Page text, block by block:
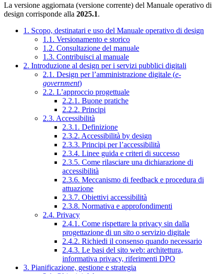
La versione aggiornata (versione corrente) del Manuale operativo di
design corrisponde alla 2025.1.
1. Scopo, destinatari e uso del Manuale operativo di design
1.1. Versionamento e storico
1.2. Consultazione del manuale
1.3. Contribuisci al manuale
2. Introduzione al design per i servizi pubblici digitali
2.1. Design per l’amministrazione digitale (e-
government)
2.2. L’approccio progettuale
2.2.1. Buone pratiche
2.2.2. Principi
2.3. Accessibilità
2.3.1. Definizione
2.3.2. Accessibilità by design
2.3.3. Principi per l’accessibilità
2.3.4. Linee guida e criteri di successo
2.3.5. Come rilasciare una dichiarazione di
accessibilità
2.3.6. Meccanismo di feedback e procedura di
attuazione
2.3.7. Obiettivi accessibilità
2.3.8. Normativa e approfondimenti
2.4. Privacy
2.4.1. Come rispettare la privacy sin dalla
progettazione di un sito o servizio digitale
2.4.2. Richiedi il consenso quando necessario
2.4.3. Le basi del sito web: architettura,
informativa privacy, riferimenti DPO
3. Pianificazione, gestione e strategia